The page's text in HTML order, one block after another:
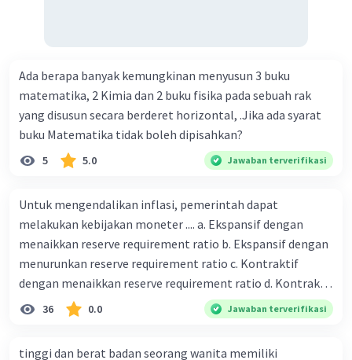
Ada berapa banyak kemungkinan menyusun 3 buku
matematika, 2 Kimia dan 2 buku fisika pada sebuah rak
yang disusun secara berderet horizontal, .Jika ada syarat
buku Matematika tidak boleh dipisahkan?
5 5.0 Jawaban terverifikasi
Untuk mengendalikan inflasi, pemerintah dapat
melakukan kebijakan moneter .... a. Ekspansif dengan
menaikkan reserve requirement ratio b. Ekspansif dengan
menurunkan reserve requirement ratio c. Kontraktif
dengan menaikkan reserve requirement ratio d. Kontraktif
dengan menurunkan reserve requirement ratio e.
Ekspansif dengan menaikkan tingkat diskonto Bila Bank
36 0.0 Jawaban terverifikasi
tinggi dan berat badan seorang wanita memiliki